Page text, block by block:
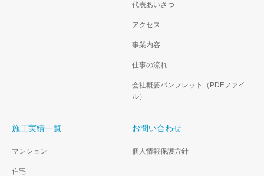
代表あいさつ
アクセス
事業内容
仕事の流れ
会社概要パンフレット（PDFファイ
ル）
施工実績一覧
マンション
住宅
お問い合わせ
個人情報保護方針